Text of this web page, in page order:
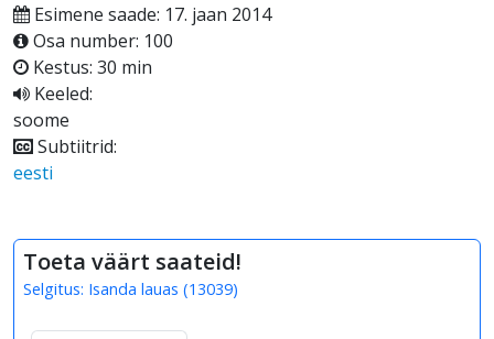
Esimene saade: 17. jaan 2014
Osa number: 100
Kestus: 30 min
Keeled:
soome
Subtiitrid:
eesti
Toeta väärt saateid!
Selgitus: Isanda lauas (13039)